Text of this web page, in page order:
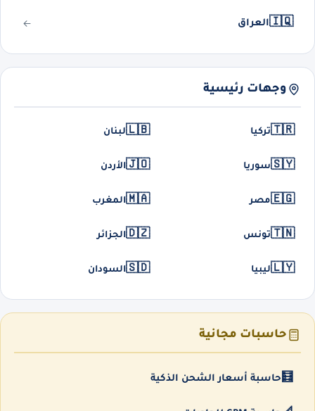
🇮🇶العراق
وجهات رئيسية
🇹🇷تركيا 🇱🇧لبنان
🇸🇾سوريا 🇯🇴الأردن
🇪🇬مصر 🇲🇦المغرب
🇹🇳تونس 🇩🇿الجزائر
🇱🇾ليبيا 🇸🇩السودان
حاسبات مجانية
🧮 حاسبة أسعار الشحن الذكية